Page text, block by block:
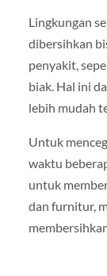
Lingkungan
dibersihkan
penyakit,
biak. Hal ini
lebih mudah
Untuk
waktu
untuk
dan furnitur,